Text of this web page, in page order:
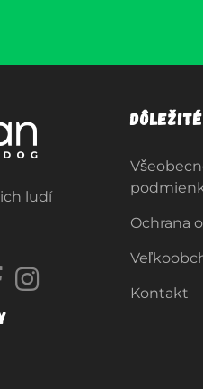
ludí
Ochrana
Kontakt